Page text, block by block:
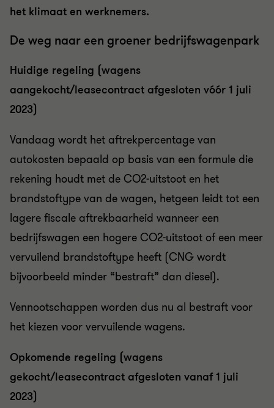
het klimaat en werknemers.
De weg naar een groener bedrijfswagenpark
Huidige regeling (wagens
aangekocht/leasecontract afgesloten vóór 1 juli
2023)
Vandaag wordt het aftrekpercentage van
autokosten bepaald op basis van een formule die
rekening houdt met de CO2-uitstoot en het
brandstoftype van de wagen, hetgeen leidt tot een
lagere fiscale aftrekbaarheid wanneer een
bedrijfswagen een hogere CO2-uitstoot of een meer
vervuilend brandstoftype heeft (CNG wordt
bijvoorbeeld minder “bestraft” dan diesel).
Vennootschappen worden dus nu al bestraft voor
het kiezen voor vervuilende wagens.
Opkomende regeling (wagens
gekocht/leasecontract afgesloten vanaf 1 juli
2023)